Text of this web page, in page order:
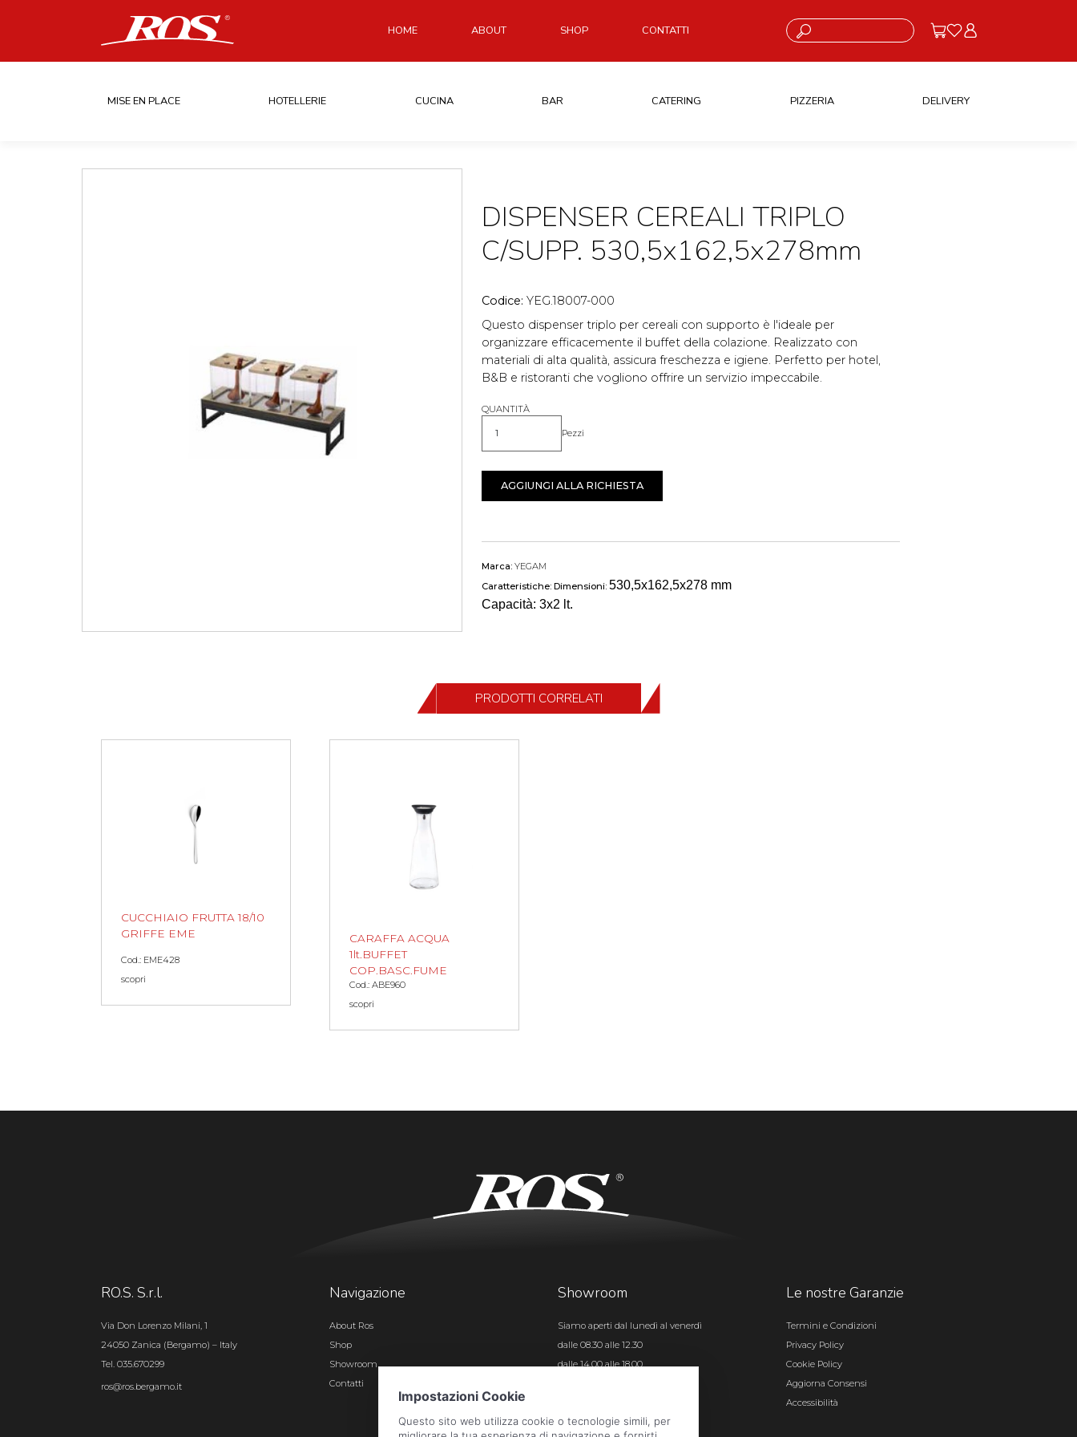
HOME ABOUT SHOP CONTATTI Cosa stai cercando?
MISE EN PLACE HOTELLERIE CUCINA BAR CATERING PIZZERIA DELIVERY
DISPENSER CEREALI TRIPLO
C/SUPP. 530,5x162,5x278mm
Codice: YEG.18007-000
Questo dispenser triplo per cereali con supporto è l'ideale per
organizzare efficacemente il buffet della colazione. Realizzato con
materiali di alta qualità, assicura freschezza e igiene. Perfetto per hotel,
B&B e ristoranti che vogliono offrire un servizio impeccabile.
QUANTITÀ
Quantità Pezzi
AGGIUNGI ALLA RICHIESTA
Marca: YEGAM
Caratteristiche: Dimensioni: 530,5x162,5x278 mm
Capacità: 3x2 lt.
PRODOTTI CORRELATI
CUCCHIAIO FRUTTA 18/10
GRIFFE EME
Cod.: EME428
scopri
CARAFFA ACQUA
1lt.BUFFET
COP.BASC.FUME
Cod.: ABE960
scopri
RO.S. S.r.l.
Via Don Lorenzo Milani, 1
24050 Zanica (Bergamo) – Italy
Tel. 035.670299
ros@ros.bergamo.it
Navigazione
About Ros
Shop
Showroom
Contatti
Showroom
Siamo aperti dal lunedì al venerdì
dalle 08.30 alle 12.30
dalle 14.00 alle 18.00
Le nostre Garanzie
Termini e Condizioni
Privacy Policy
Cookie Policy
Aggiorna Consensi
Accessibilità